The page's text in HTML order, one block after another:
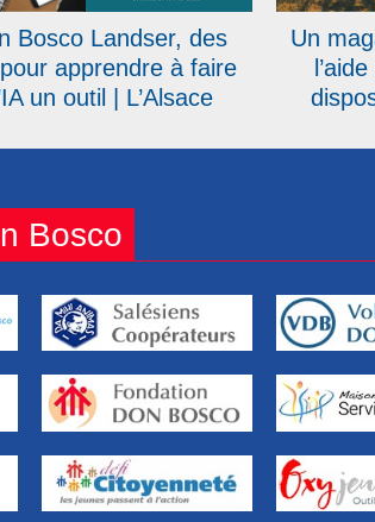
Bosco Landser, des
apprendre à faire
un outil | L’Alsace
Un
Bosco